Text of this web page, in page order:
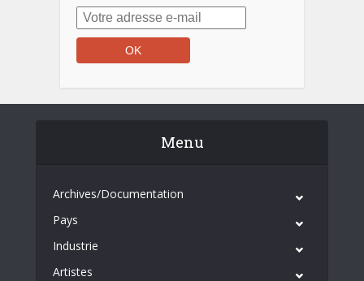
Menu
Archives/Documentation
Pays
Industrie
Artistes